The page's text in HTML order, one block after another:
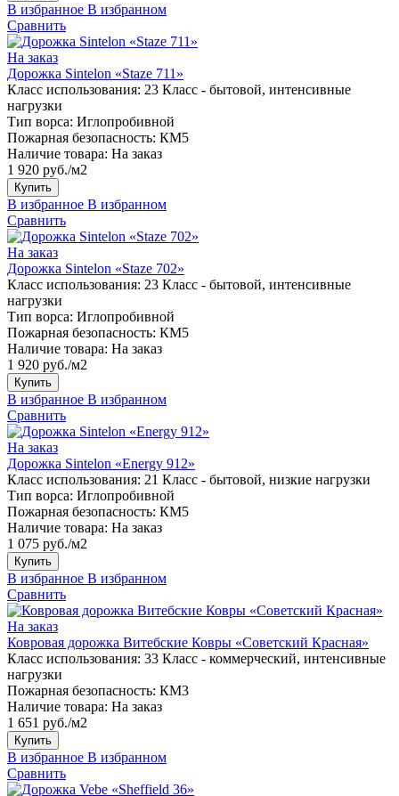
В избранное В избранном
Сравнить
На заказ
Дорожка Sintelon «Staze 711»
Класс использования: 23 Класс - бытовой, интенсивные
нагрузки
Тип ворса: Иглопробивной
Пожарная безопасность: КМ5
Наличие товара: На заказ
1 920 руб./м2
Купить
В избранное В избранном
Сравнить
На заказ
Дорожка Sintelon «Staze 702»
Класс использования: 23 Класс - бытовой, интенсивные
нагрузки
Тип ворса: Иглопробивной
Пожарная безопасность: КМ5
Наличие товара: На заказ
1 920 руб./м2
Купить
В избранное В избранном
Сравнить
На заказ
Дорожка Sintelon «Energy 912»
Класс использования: 21 Класс - бытовой, низкие нагрузки
Тип ворса: Иглопробивной
Пожарная безопасность: КМ5
Наличие товара: На заказ
1 075 руб./м2
Купить
В избранное В избранном
Сравнить
На заказ
Ковровая дорожка Витебские Ковры «Советский Красная»
Класс использования: 33 Класс - коммерческий, интенсивные
нагрузки
Пожарная безопасность: КМ3
Наличие товара: На заказ
1 651 руб./м2
Купить
В избранное В избранном
Сравнить